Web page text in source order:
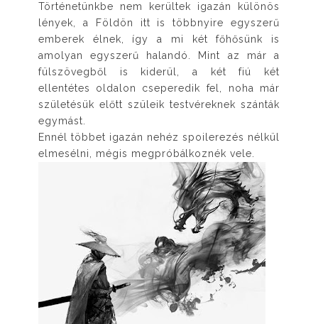
Történetünkbe nem kerültek igazán különös
lények, a Földön itt is többnyire egyszerű
emberek élnek, így a mi két főhősünk is
amolyan egyszerű halandó. Mint az már a
fülszövegből is kiderül, a két fiú két
ellentétes oldalon cseperedik fel, noha már
születésük előtt szüleik testvéreknek szánták
egymást.
Ennél többet igazán nehéz spoilerezés nélkül
elmesélni, mégis megpróbálkoznék vele.